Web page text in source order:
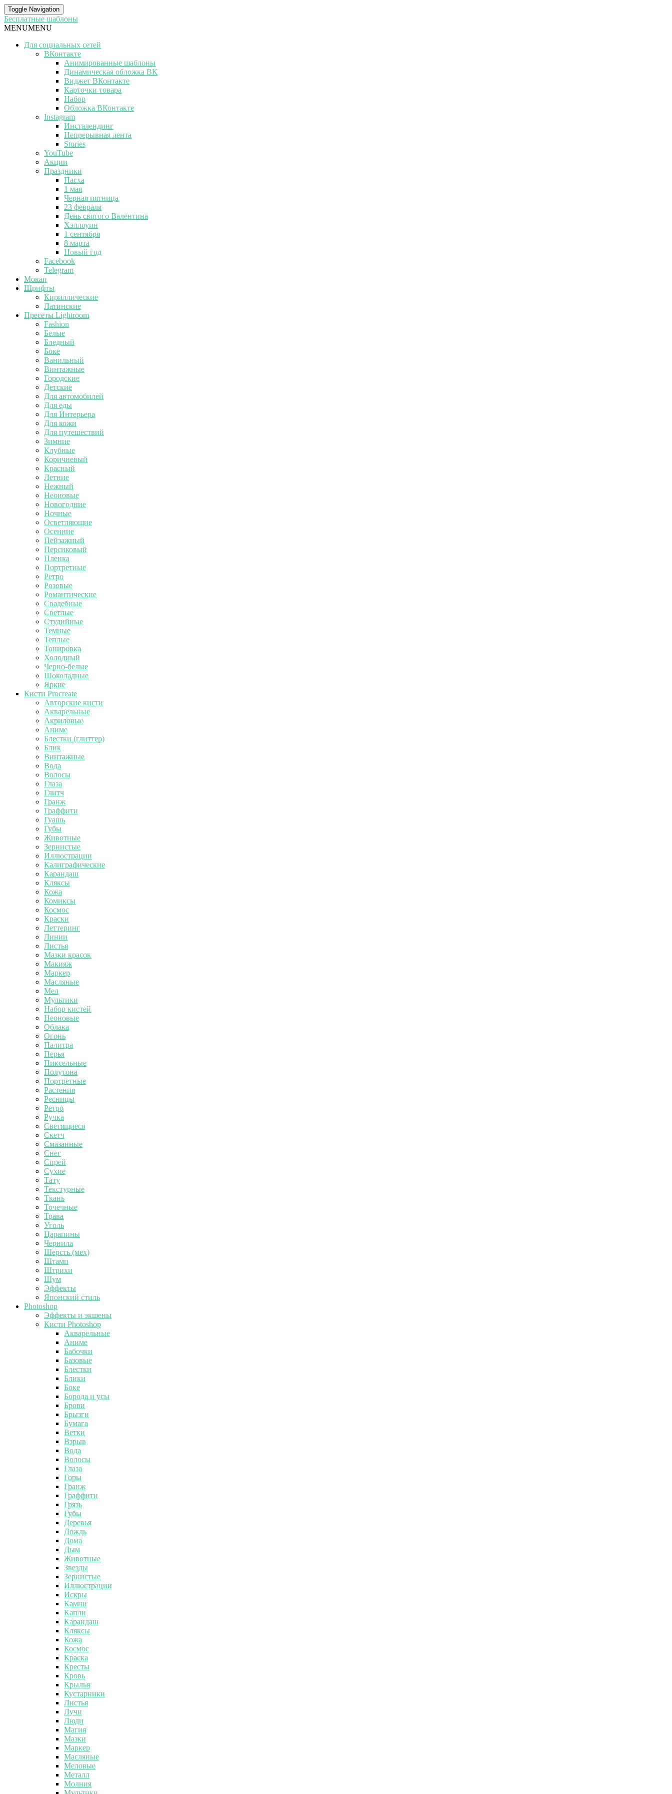
Toggle Navigation
Бесплатные шаблоны
MENUMENU
Для социальных сетей
ВКонтакте
Анимированные шаблоны
Динамическая обложка ВК
Виджет ВКонтакте
Карточки товара
Набор
Обложка ВКонтакте
Instagram
Инсталендинг
Непрерывная лента
Stories
YouTube
Акции
Праздники
Пасха
1 мая
Черная пятница
23 февраля
День святого Валентина
Хэллоуин
1 сентября
8 марта
Новый год
Facebook
Telegram
Мокап
Шрифты
Кириллические
Латинские
Пресеты Lightroom
Fashion
Белые
Бледный
Боке
Ванильный
Винтажные
Городские
Детские
Для автомобилей
Для еды
Для Интерьера
Для кожи
Для путешествий
Зимние
Клубные
Коричневый
Красный
Летние
Нежный
Неоновые
Новогодние
Ночные
Осветляющие
Осенние
Пейзажный
Персиковый
Пленка
Портретные
Ретро
Розовые
Романтические
Свадебные
Светлые
Студийные
Темные
Теплые
Тонировка
Холодный
Черно-белые
Шоколадные
Яркие
Кисти Procreate
Авторские кисти
Акварельные
Акриловые
Аниме
Блестки (глиттер)
Блик
Винтажные
Вода
Волосы
Глаза
Глитч
Гранж
Граффити
Гуашь
Губы
Животные
Зернистые
Иллюстрации
Калиграфические
Карандаш
Кляксы
Кожа
Комиксы
Космос
Краски
Леттеринг
Линии
Листья
Мазки красок
Макияж
Маркер
Масляные
Мел
Мультики
Набор кистей
Неоновые
Облака
Огонь
Палитра
Перья
Пиксельные
Полутона
Портретные
Растения
Ресницы
Ретро
Ручка
Светящиеся
Скетч
Смазанные
Снег
Спрей
Сухие
Тату
Текстурные
Ткань
Точечные
Трава
Уголь
Царапины
Чернила
Шерсть (мех)
Штамп
Штрихи
Шум
Эффекты
Японский стиль
Photoshop
Эффекты и экшены
Кисти Photoshop
Акварельные
Аниме
Бабочки
Базовые
Блестки
Блики
Боке
Борода и усы
Брови
Брызги
Бумага
Ветки
Взрыв
Вода
Волосы
Глаза
Горы
Гранж
Граффити
Грязь
Губы
Деревья
Дождь
Дома
Дым
Животные
Звезды
Зернистые
Иллюстрации
Искры
Камни
Капли
Карандаш
Кляксы
Кожа
Космос
Краска
Кресты
Кровь
Крылья
Кустарники
Листья
Лучи
Люди
Магия
Мазки
Маркер
Масляные
Меловые
Металл
Молния